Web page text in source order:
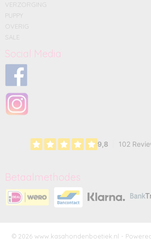
VERZORGING
PUPPY
OVERIG
SALE
Social Media
Betaalmethodes
© 2026 www.kasahondenboetiek.nl -